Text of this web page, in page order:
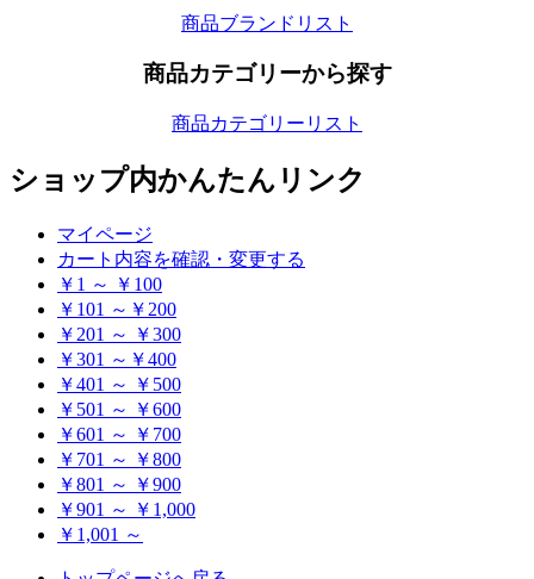
商品ブランドリスト
商品カテゴリーから探す
商品カテゴリーリスト
ショップ内かんたんリンク
マイページ
カート内容を確認・変更する
￥1 ～ ￥100
￥101 ～￥200
￥201 ～ ￥300
￥301 ～￥400
￥401 ～ ￥500
￥501 ～ ￥600
￥601 ～ ￥700
￥701 ～ ￥800
￥801 ～ ￥900
￥901 ～ ￥1,000
￥1,001 ～